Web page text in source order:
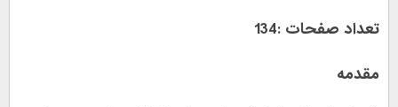
تعداد صفحات :134
مقدمه